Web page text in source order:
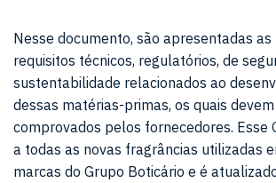
Nesse documento, são apresentadas as
requisitos técnicos, regulatórios, de
sustentabilidade relacionados ao
dessas matérias-primas, os quais
comprovados pelos fornecedores. Esse
a todas as novas fragrâncias utilizadas
marcas do Grupo Boticário e é